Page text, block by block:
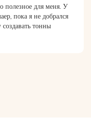
полезное для меня. У
пока я не добрался
тонны